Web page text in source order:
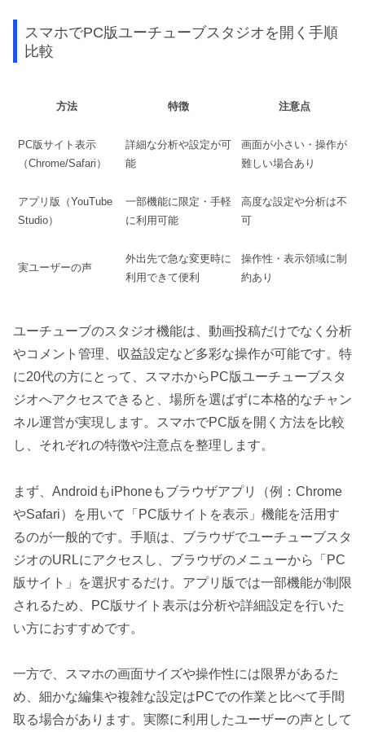
スマホでPC版ユーチューブスタジオを開く手順
比較
方法 特徴 注意点
PC版サイト表示
（Chrome/Safari）
詳細な分析や設定が可
能
画面が小さい・操作が
難しい場合あり
アプリ版（YouTube
Studio）
一部機能に限定・手軽
に利用可能
高度な設定や分析は不
可
実ユーザーの声
外出先で急な変更時に
利用できて便利
操作性・表示領域に制
約あり
ユーチューブのスタジオ機能は、動画投稿だけでなく分析
やコメント管理、収益設定など多彩な操作が可能です。特
に20代の方にとって、スマホからPC版ユーチューブスタ
ジオへアクセスできると、場所を選ばずに本格的なチャン
ネル運営が実現します。スマホでPC版を開く方法を比較
し、それぞれの特徴や注意点を整理します。
まず、AndroidもiPhoneもブラウザアプリ（例：Chrome
やSafari）を用いて「PC版サイトを表示」機能を活用す
るのが一般的です。手順は、ブラウザでユーチューブスタ
ジオのURLにアクセスし、ブラウザのメニューから「PC
版サイト」を選択するだけ。アプリ版では一部機能が制限
されるため、PC版サイト表示は分析や詳細設定を行いた
い方におすすめです。
一方で、スマホの画面サイズや操作性には限界があるた
め、細かな編集や複雑な設定はPCでの作業と比べて手間
取る場合があります。実際に利用したユーザーの声として